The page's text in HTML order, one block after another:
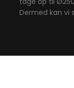
Dermed kan vi